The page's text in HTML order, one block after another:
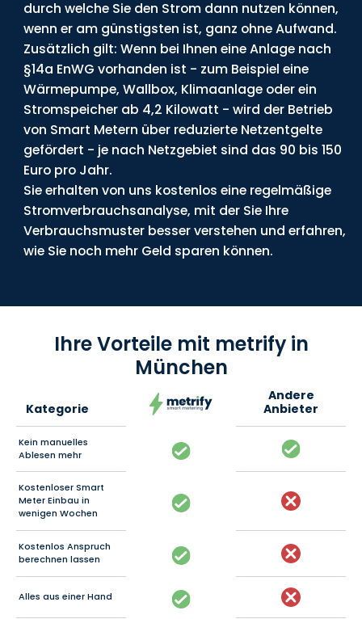
durch welche Sie den Strom dann nutzen können,
wenn er am günstigsten ist, ganz ohne Aufwand.
Zusätzlich gilt: Wenn bei Ihnen eine Anlage nach
§14a EnWG vorhanden ist - zum Beispiel eine
Wärmepumpe, Wallbox, Klimaanlage oder ein
Stromspeicher ab 4,2 Kilowatt - wird der Betrieb
von Smart Metern über reduzierte Netzentgelte
gefördert - je nach Netzgebiet sind das 90 bis 150
Euro pro Jahr.
Sie erhalten von uns kostenlos eine regelmäßige
Stromverbrauchsanalyse, mit der Sie Ihre
Verbrauchsmuster besser verstehen und erfahren,
wie Sie noch mehr Geld sparen können.
Ihre Vorteile mit metrify in
München
Kategorie
Andere
Anbieter
Kein manuelles
Ablesen mehr
Kostenloser Smart
Meter Einbau in
wenigen Wochen
Kostenlos Anspruch
berechnen lassen
Alles aus einer Hand